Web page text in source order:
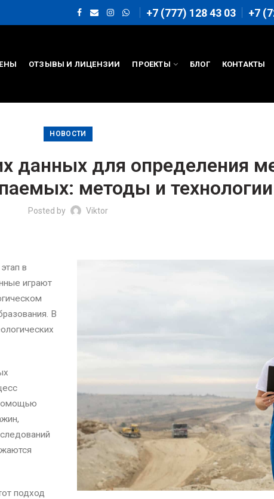
+7 (777) 128 43 03 +7
ОТЗЫВЫ И ЛИЦЕНЗИИ ПРОЕКТЫ БЛОГ КОНТАКТЫ
НОВОСТИ
данных для определения
методы и технологии
Posted by Viktor
в
играют
В
подход